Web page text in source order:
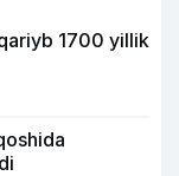
1700 yillik